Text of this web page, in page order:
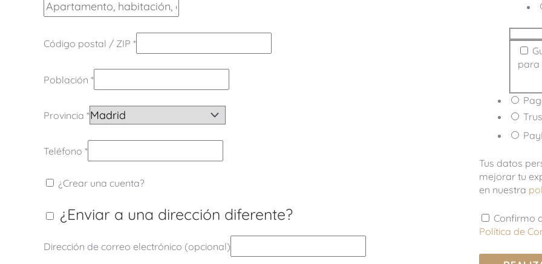
Código postal / ZIP *
Población *
Provincia *
Teléfono *
¿Crear una cuenta?
¿Enviar a una dirección diferente?
Dirección de correo electrónico (opcional)
para
Tus datos
mejorar tu
en nuestra
Confirmo
Política de